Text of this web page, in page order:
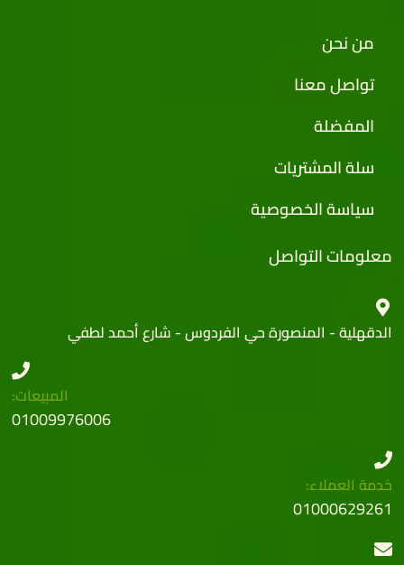
من نحن
تواصل معنا
المفضلة
سلة المشتريات
سياسة الخصوصية
معلومات التواصل
الدقهلية - المنصورة حي الفردوس - شارع أحمد لطفي
المبيعات:
01009976006
خدمة العملاء:
01000629261